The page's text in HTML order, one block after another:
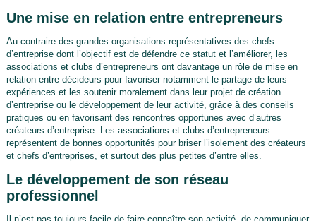
Une mise en relation entre entrepreneurs
Au contraire des grandes organisations représentatives des chefs
d’entreprise dont l’objectif est de défendre ce statut et l’améliorer, les
associations et clubs d’entrepreneurs ont davantage un rôle de mise en
relation entre décideurs pour favoriser notamment le partage de leurs
expériences et les soutenir moralement dans leur projet de création
d’entreprise ou le développement de leur activité, grâce à des conseils
pratiques ou en favorisant des rencontres opportunes avec d’autres
créateurs d’entreprise. Les associations et clubs d’entrepreneurs
représentent de bonnes opportunités pour briser l’isolement des créateurs
et chefs d’entreprises, et surtout des plus petites d’entre elles.
Le développement de son réseau
professionnel